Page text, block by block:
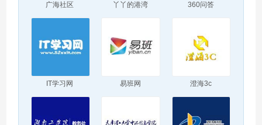
广海社区 丫丫的港湾 360问答
IT学习网 易班网 澄海3c